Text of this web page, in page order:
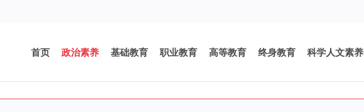
首页 政治素养 基础教育 职业教育 高等教育 终身教育 科学人文素养